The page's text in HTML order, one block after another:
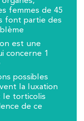
femmes de 45
font partie des
est une
concerne 1
possibles
la luxation
le torticolis
de ce
Paris
Paris